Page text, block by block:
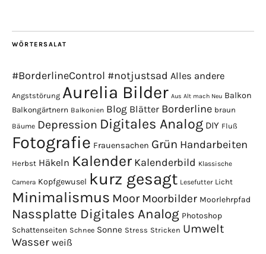
WÖRTERSALAT
#BorderlineControl #notjustsad Alles andere
Angststörung Aurelia Bilder Aus Alt mach Neu Balkon
Balkongärtnern Balkonien Blog Blätter Borderline braun
Bäume Depression Digitales Analog DIY Fluß
Fotografie Frauensachen Grün Handarbeiten
Herbst Häkeln Kalender Kalenderbild Klassische
Camera Kopfgewusel kurz gesagt Lesefutter Licht
Minimalismus Moor Moorbilder Moorlehrpfad
Nassplatte Digitales Analog Photoshop
Schattenseiten Schnee Sonne Stress Stricken Umwelt
Wasser weiß